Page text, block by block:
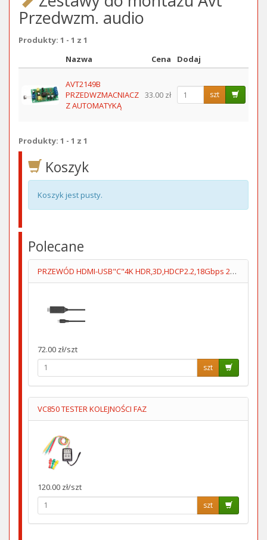
Przedwzm. audio
Produkty: 1 - 1 z 1
Obraz
Nazwa Cena Dodaj
AVT2149B
PRZEDWZMACNIACZ
Z AUTOMATYKĄ
33.00 zł szt
Produkty: 1 - 1 z 1
Koszyk
Koszyk jest pusty.
Polecane
PRZEWÓD HDMI-USB"C"4K HDR,3D,HDCP2.2,18Gbps 2m KM1249
72.00 zł/szt
szt
VC850 TESTER KOLEJNOŚCI FAZ
120.00 zł/szt
szt